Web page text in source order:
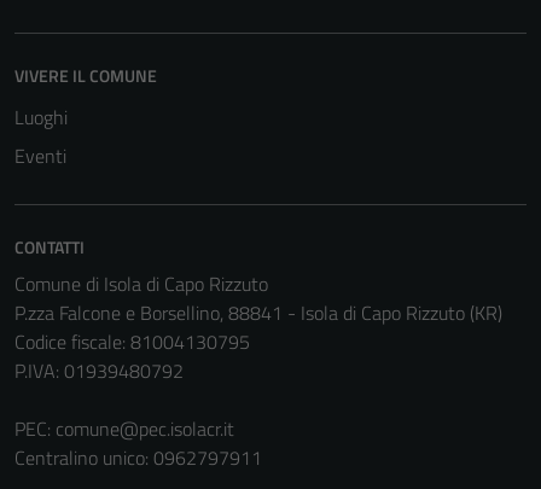
VIVERE IL COMUNE
Luoghi
Eventi
CONTATTI
Comune di Isola di Capo Rizzuto
P.zza Falcone e Borsellino, 88841 - Isola di Capo Rizzuto (KR)
Codice fiscale: 81004130795
P.IVA: 01939480792
PEC: comune@pec.isolacr.it
Centralino unico: 0962797911
essere